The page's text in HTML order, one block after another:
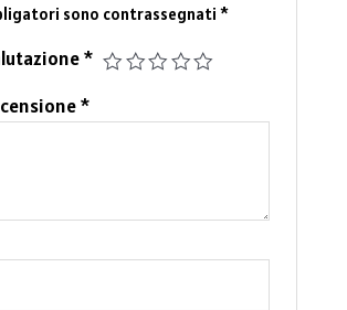
sono contrassegnati*
*
*